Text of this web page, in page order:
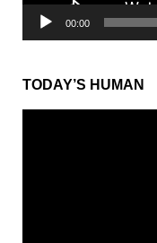
00:00
TODAY’S HUMAN